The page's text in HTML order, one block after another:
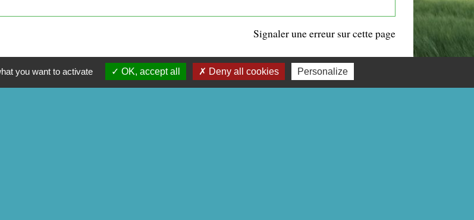
Signaler une erreur sur cette page
you want to activate OK, accept all Deny all cookies Personalize